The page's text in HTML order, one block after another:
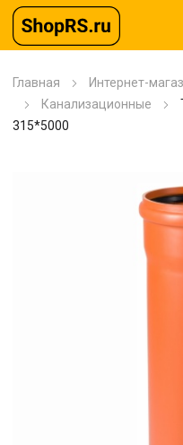
Главная Интернет-
Канализационные
315*5000